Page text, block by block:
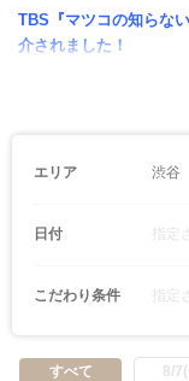
TBS『マツコの知らな
介されました！
渋谷・青山の婚活パーティ
にぎやかで若年層で集うイ
マッチング後は、渋谷近辺
う！渋谷ヒカリエ、ミヤシ
エリア 渋谷
日付 指定
こだわり条件 指定
すべて
8/